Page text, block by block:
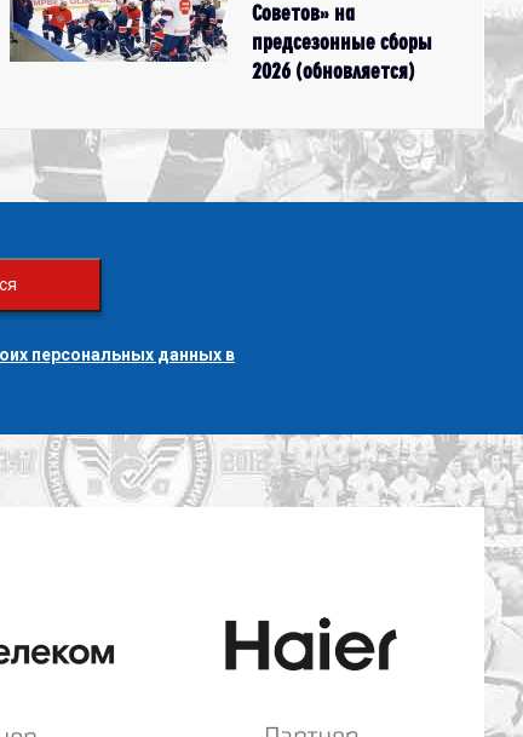
Советов» на
предсезонные сборы
2026 (обновляется)
персональных данных в